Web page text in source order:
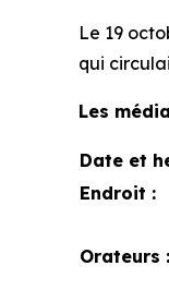
Le 19
qui
Les
Date et
Endroit :
Orateurs :